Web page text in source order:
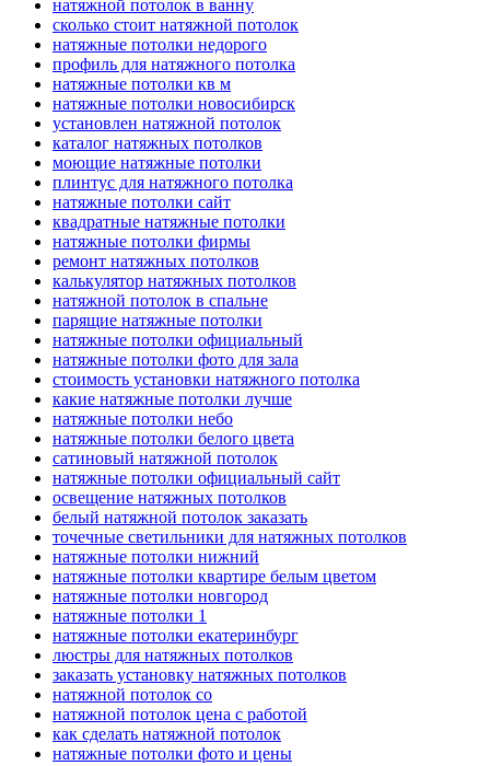
натяжной потолок в ванну
сколько стоит натяжной потолок
натяжные потолки недорого
профиль для натяжного потолка
натяжные потолки кв м
натяжные потолки новосибирск
установлен натяжной потолок
каталог натяжных потолков
моющие натяжные потолки
плинтус для натяжного потолка
натяжные потолки сайт
квадратные натяжные потолки
натяжные потолки фирмы
ремонт натяжных потолков
калькулятор натяжных потолков
натяжной потолок в спальне
парящие натяжные потолки
натяжные потолки официальный
натяжные потолки фото для зала
стоимость установки натяжного потолка
какие натяжные потолки лучше
натяжные потолки небо
натяжные потолки белого цвета
сатиновый натяжной потолок
натяжные потолки официальный сайт
освещение натяжных потолков
белый натяжной потолок заказать
точечные светильники для натяжных потолков
натяжные потолки нижний
натяжные потолки квартире белым цветом
натяжные потолки новгород
натяжные потолки 1
натяжные потолки екатеринбург
люстры для натяжных потолков
заказать установку натяжных потолков
натяжной потолок со
натяжной потолок цена с работой
как сделать натяжной потолок
натяжные потолки фото и цены